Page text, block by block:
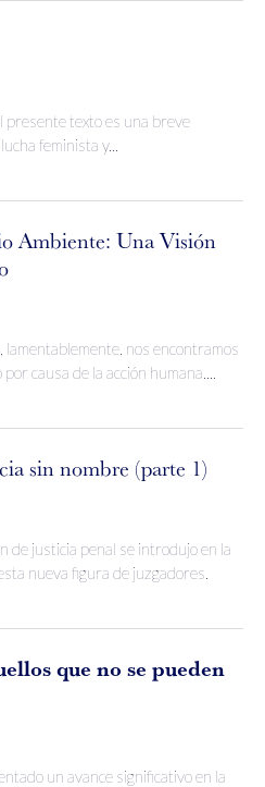
presente texto es una breve
feminista y...
Ambiente: Una Visión
nos encontramos
causa de la acción humana....
sin nombre (parte 1)
de justicia penal se introdujo en la
nueva figura de juzgadores.
que no se pueden
un avance significativo en la